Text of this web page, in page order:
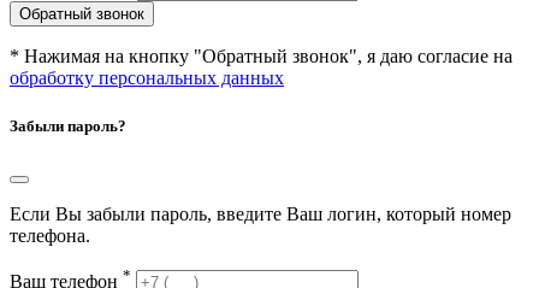
Обратный звонок
* Нажимая на кнопку "Обратный звонок", я даю согласие на
обработку персональных данных
Забыли пароль?
Если Вы забыли пароль, введите Ваш логин, который номер
телефона.
Ваш телефон *